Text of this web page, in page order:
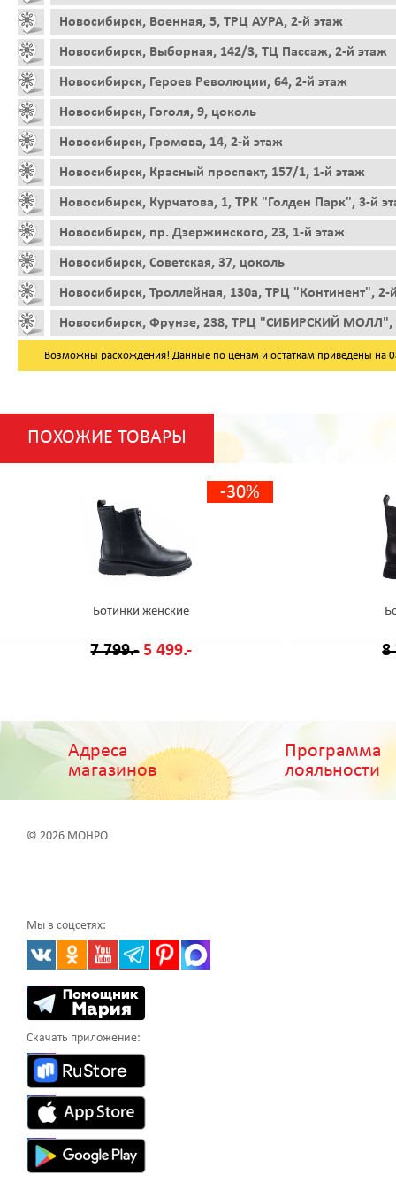
Новосибирск, Военная, 5, ТРЦ АУРА, 2-й этаж
Новосибирск, Выборная, 142/3, ТЦ Пассаж, 2-й этаж
Новосибирск, Героев Революции, 64, 2-й этаж
Новосибирск, Гоголя, 9, цоколь
Новосибирск, Громова, 14, 2-й этаж
Новосибирск, Красный проспект, 157/1, 1-й этаж
Новосибирск, Курчатова, 1, ТРК "Голден Парк", 3-й
Новосибирск, пр. Дзержинского, 23, 1-й этаж
Новосибирск, Советская, 37, цоколь
Новосибирск, Троллейная, 130а, ТРЦ "Континент", 2-
Новосибирск, Фрунзе, 238, ТРЦ "СИБИРСКИЙ МОЛЛ",
Возможны расхождения! Данные по ценам и остаткам приведены на
ПОХОЖИЕ ТОВАРЫ
-30%
Ботинки женские
7 799.- 5 499.- 8
Адреса
магазинов
Программа
лояльности
© 2026 МОНРО
Мы в соцсетях:
Скачать приложение: